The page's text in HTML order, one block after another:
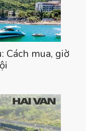
Cách mua, giờ